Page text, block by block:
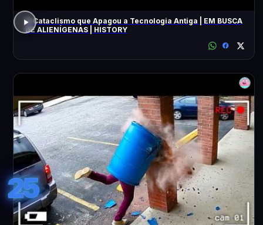
O Cataclismo que Apagou a Tecnologia Antiga | EM BUSCA
DE ALIENÍGENAS | HISTORY
25